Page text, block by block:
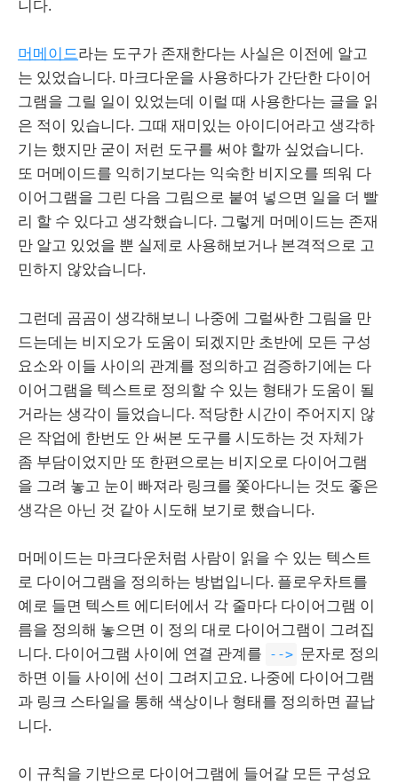
니다.
머메이드라는 도구가 존재한다는 사실은 이전에 알고
는 있었습니다. 마크다운을 사용하다가 간단한 다이어
그램을 그릴 일이 있었는데 이럴 때 사용한다는 글을 읽
은 적이 있습니다. 그때 재미있는 아이디어라고 생각하
기는 했지만 굳이 저런 도구를 써야 할까 싶었습니다.
또 머메이드를 익히기보다는 익숙한 비지오를 띄워 다
이어그램을 그린 다음 그림으로 붙여 넣으면 일을 더 빨
리 할 수 있다고 생각했습니다. 그렇게 머메이드는 존재
만 알고 있었을 뿐 실제로 사용해보거나 본격적으로 고
민하지 않았습니다.
그런데 곰곰이 생각해보니 나중에 그럴싸한 그림을 만
드는데는 비지오가 도움이 되겠지만 초반에 모든 구성
요소와 이들 사이의 관계를 정의하고 검증하기에는 다
이어그램을 텍스트로 정의할 수 있는 형태가 도움이 될
거라는 생각이 들었습니다. 적당한 시간이 주어지지 않
은 작업에 한번도 안 써본 도구를 시도하는 것 자체가
좀 부담이었지만 또 한편으로는 비지오로 다이어그램
을 그려 놓고 눈이 빠져라 링크를 쫓아다니는 것도 좋은
생각은 아닌 것 같아 시도해 보기로 했습니다.
머메이드는 마크다운처럼 사람이 읽을 수 있는 텍스트
로 다이어그램을 정의하는 방법입니다. 플로우차트를
예로 들면 텍스트 에디터에서 각 줄마다 다이어그램 이
름을 정의해 놓으면 이 정의 대로 다이어그램이 그려집
니다. 다이어그램 사이에 연결 관계를
--> 문자로 정의
하면 이들 사이에 선이 그려지고요. 나중에 다이어그램
과 링크 스타일을 통해 색상이나 형태를 정의하면 끝납
니다.
이 규칙을 기반으로 다이어그램에 들어갈 모든 구성요